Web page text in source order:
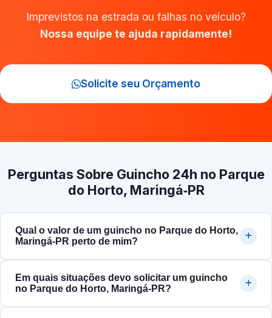
Imprevistos na estrada ou falhas no veículo?
Nossa equipe te ajuda rapidamente!
Solicite seu Orçamento
Perguntas Sobre Guincho 24h no Parque
do Horto, Maringá‑PR
Qual o valor de um guincho no Parque do Horto,
Maringá‑PR perto de mim?
Em quais situações devo solicitar um guincho
no Parque do Horto, Maringá‑PR?